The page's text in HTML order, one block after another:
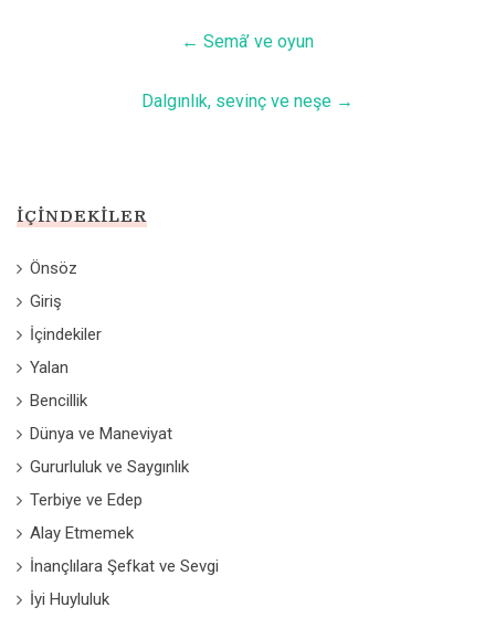
← Semâ’ ve oyun
Dalgınlık, sevinç ve neşe →
İÇINDEKILER
Önsöz
Giriş
İçindekiler
Yalan
Bencillik
Dünya ve Maneviyat
Gururluluk ve Saygınlık
Terbiye ve Edep
Alay Etmemek
İnançlılara Şefkat ve Sevgi
İyi Huyluluk